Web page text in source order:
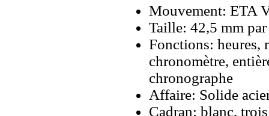
Mouvement: ETA
Taille: 42,5 mm
Fonctions: heures,
chronomètre,
chronographe
Affaire: Solide
Cadran: blanc,